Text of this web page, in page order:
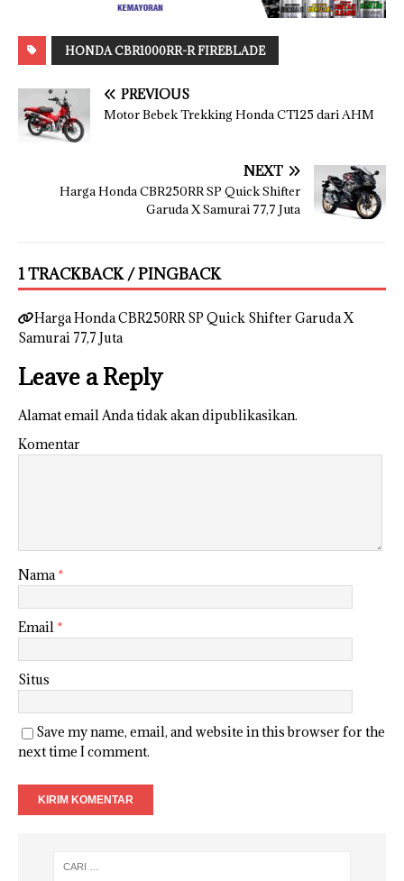
HONDA CBR1000RR-R FIREBLADE
PREVIOUS
Motor Bebek Trekking Honda CT125 dari AHM
NEXT
Harga Honda CBR250RR SP Quick Shifter
Garuda X Samurai 77,7 Juta
1 TRACKBACK / PINGBACK
Harga Honda CBR250RR SP Quick Shifter Garuda X
Samurai 77,7 Juta
Leave a Reply
Alamat email Anda tidak akan dipublikasikan.
Komentar
Nama *
Email *
Situs
Save my name, email, and website in this browser for the
next time I comment.